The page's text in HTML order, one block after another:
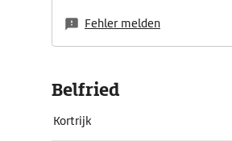
Fehler melden
Belfried
Kortrijk